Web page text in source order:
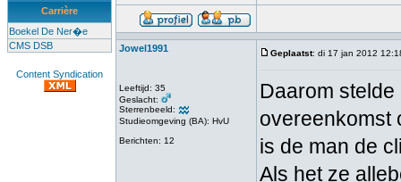
Carrière
Boekel De Ner�e
CMS DSB
Content Syndication
Jowel1991
Leeftijd: 35
Geslacht:
Sterrenbeeld:
Studieomgeving (BA): HvU
Berichten: 12
Geplaatst: di 17 jan 2012
Daarom
overeenkomst
is de man de
Als het ze